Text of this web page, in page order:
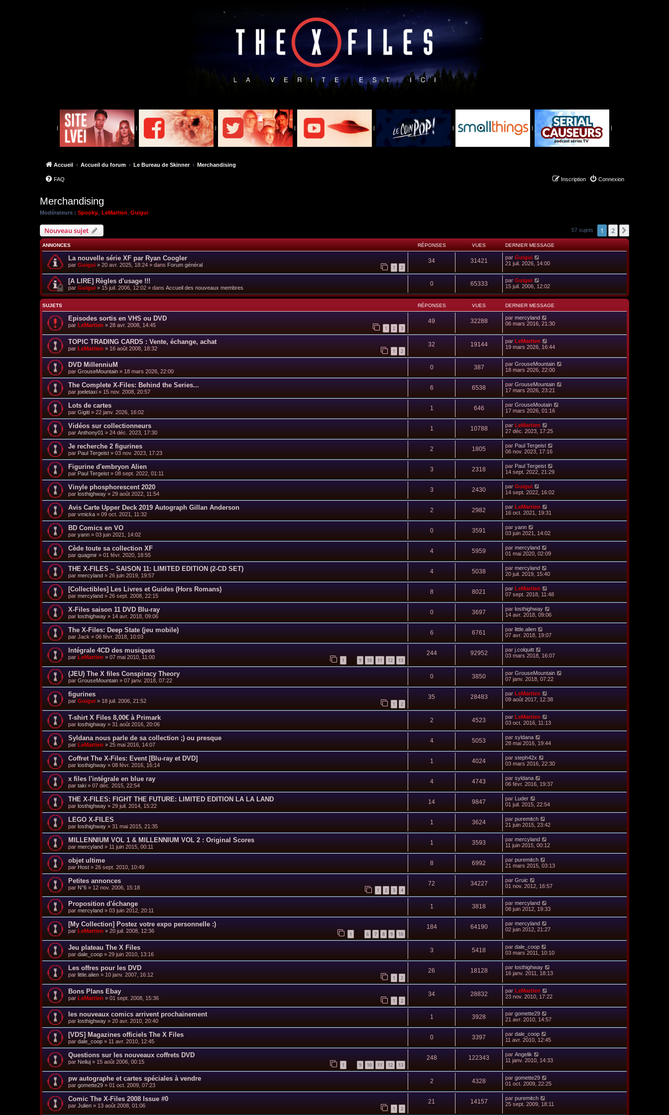
| | | | | | | |
Accueil Accueil du forum Le Bureau de Skinner Merchandising
FAQ Connexion
Inscription
Merchandising
Modérateurs : Spooky. LeMartien Guigui
Nouveau sujet 57 sujets 1 2
ANNONCES RÉPONSES VUES DERNIER MESSAGE
La nouvelle série XF par Ryan Coogler
par Guigui » 20 avr. 2025, 18:24 » dans Forum général 1 2
34 31421 par Guigui
21 juil. 2026, 14:00
[A LIRE] Règles d'usage !!!
par Guigui » 15 juil. 2006, 12:02 » dans Accueil des nouveaux membres
0 65333 par Guigui
15 juil. 2006, 12:02
SUJETS RÉPONSES VUES DERNIER MESSAGE
Episodes sortis en VHS ou DVD
par LeMartien » 28 avr. 2008, 14:45 1 2 3
49 32288 par mercyland
06 mars 2016, 21:30
TOPIC TRADING CARDS : Vente, échange, achat
par LeMartien » 16 août 2008, 18:32 1 2
32 19144 par LeMartien
19 mars 2026, 16:44
DVD MillenniuM
par GrouseMountain » 18 mars 2026, 22:00
0 387 par GrouseMountain
18 mars 2026, 22:00
The Complete X-Files: Behind the Series...
par joeletaxi » 15 nov. 2008, 20:57
6 6538 par GrouseMountain
17 mars 2026, 23:21
Lots de cartes
par Gigiti » 22 janv. 2026, 16:02
1 646 par GrouseMoutain
17 mars 2026, 01:16
Vidéos sur collectionneurs
par Anthony01 » 24 déc. 2023, 17:30
1 10788 par LeMartien
27 déc. 2023, 17:25
Je recherche 2 figurines
par Paul Tergeist » 03 nov. 2023, 17:23
2 1805 par Paul Tergeist
06 nov. 2023, 17:16
Figurine d'embryon Alien
par Paul Tergeist » 08 sept. 2022, 01:11
3 2318 par Paul Tergeist
14 sept. 2022, 21:29
Vinyle phosphorescent 2020
par losthighway » 29 août 2022, 11:54
3 2430 par Guigui
14 sept. 2022, 16:02
Avis Carte Upper Deck 2019 Autograph Gillan Anderson
par vmicka » 09 oct. 2021, 11:32
2 2982 par LeMartien
16 oct. 2021, 19:31
BD Comics en VO
par yann » 03 juin 2021, 14:02
0 3591 par yann
03 juin 2021, 14:02
Cède toute sa collection XF
par quagmir » 01 févr. 2020, 18:55
4 5959 par mercyland
01 mai 2020, 02:09
THE X-FILES – SAISON 11: LIMITED EDITION (2-CD SET)
par mercyland » 26 juin 2019, 19:57
4 5038 par mercyland
20 juil. 2019, 15:40
[Collectibles] Les Livres et Guides (Hors Romans)
par mercyland » 26 sept. 2008, 22:15
8 8021 par LeMartien
07 sept. 2018, 11:48
X-Files saison 11 DVD Blu-ray
par losthighway » 14 avr. 2018, 09:06
0 3697 par losthighway
14 avr. 2018, 09:06
The X-Files: Deep State (jeu mobile)
par Jack » 06 févr. 2018, 10:03
6 6761 par little.alien
07 avr. 2018, 19:07
Intégrale 4CD des musiques
par LeMartien » 07 mai 2010, 11:00 1 9 10 11 12 13
244 92952 par j.colquitt
03 mars 2018, 16:07
(JEU) The X files Conspiracy Theory
par GrouseMountain » 07 janv. 2018, 07:22
0 3850 par GrouseMountain
07 janv. 2018, 07:22
figurines
par Guigui » 18 juil. 2006, 21:52 1 2
35 28483 par LeMartien
09 août 2017, 12:38
T-shirt X Files 8,00€ à Primark
par losthighway » 31 août 2016, 20:06
2 4523 par LeMartien
03 oct. 2016, 11:13
Syldana nous parle de sa collection ;) ou presque
par LeMartien » 25 mai 2016, 14:07
4 5053 par syldana
28 mai 2016, 19:44
Coffret The X-Files: Event [Blu-ray et DVD]
par losthighway » 08 févr. 2016, 16:14
1 4024 par steph42x
03 mars 2016, 22:30
x files l'intégrale en blue ray
par taki » 07 déc. 2015, 22:54
4 4743 par syldana
06 févr. 2016, 19:37
THE X-FILES: FIGHT THE FUTURE: LIMITED EDITION LA LA LAND
par losthighway » 29 juil. 2014, 15:22
14 9847 par Luder
01 juil. 2015, 22:54
LEGO X-FILES
par losthighway » 31 mai 2015, 21:35
1 3624 par puremitch
21 juin 2015, 23:42
MILLENNIUM VOL 1 & MILLENNIUM VOL 2 : Original Scores
par mercyland » 11 juin 2015, 00:11
1 3593 par mercyland
11 juin 2015, 00:12
objet ultime
par Host » 26 sept. 2010, 10:49
8 6992 par puremitch
21 mars 2015, 03:13
Petites annonces
par N°6 » 12 nov. 2006, 15:18 1 2 3 4
72 34227 par Gruic
01 nov. 2012, 16:57
Proposition d'échange
par mercyland » 03 juin 2012, 20:11
1 3818 par mercyland
08 juin 2012, 19:33
[My Collection] Postez votre expo personnelle :)
par LeMartien » 20 juil. 2008, 12:36 1 6 7 8 9 10
184 64190 par mercyland
02 juin 2012, 21:27
Jeu plateau The X Files
par dale_coop » 29 juin 2010, 13:16
3 5418 par dale_coop
03 mars 2011, 10:10
Les offres pour les DVD
par little.alien » 10 janv. 2007, 16:12 1 2
26 18128 par losthighway
16 janv. 2011, 18:13
Bons Plans Ebay
par LeMartien » 01 sept. 2008, 15:36 1 2
34 28832 par LeMartien
23 nov. 2010, 17:22
les nouveaux comics arrivent prochainement
par losthighway » 20 avr. 2010, 20:40
1 3928 par gomette29
21 avr. 2010, 14:57
[VDS] Magazines officiels The X Files
par dale_coop » 11 avr. 2010, 12:45
0 3397 par dale_coop
11 avr. 2010, 12:45
Questions sur les nouveaux coffrets DVD
par Neiluj » 15 août 2006, 00:15 1 9 10 11 12 13
248 122343 par Angelik
11 janv. 2010, 14:33
pw autographe et cartes spéciales à vendre
par gomette29 » 01 oct. 2009, 07:23
2 4328 par gomette29
01 oct. 2009, 22:25
Comic The X-Files 2008 Issue #0
par Julien » 13 août 2008, 01:06 1 2
21 14157 par puremitch
25 sept. 2009, 18:11